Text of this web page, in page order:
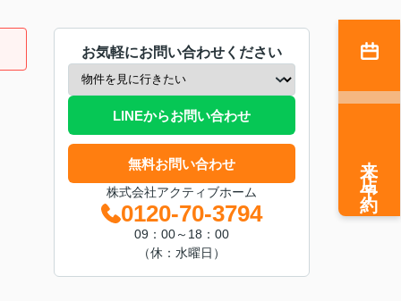
お気軽にお問い合わせください
LINEからお問い合わせ
無料お問い合わせ
株式会社アクティブホーム
0120-70-3794
09：00～18：00
（休：水曜日）
来店予約